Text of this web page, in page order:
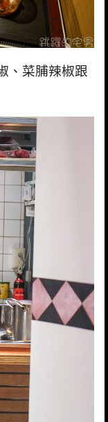
、菜脯辣椒跟